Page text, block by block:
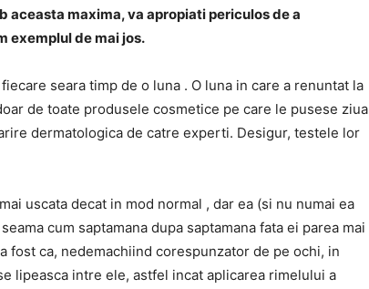
aceasta maxima, va apropiati periculos de a
exemplul de mai jos.
seara timp de o luna . O luna in care a renuntat la
de toate produsele cosmetice pe care le pusese ziua
dermatologica de catre experti. Desigur, testele lor
uscata decat in ​​mod normal , dar ea (si nu numai ea
cum saptamana dupa saptamana fata ei parea mai
fost ca, nedemachiind corespunzator de pe ochi, in
lipeasca intre ele, astfel incat aplicarea rimelului a